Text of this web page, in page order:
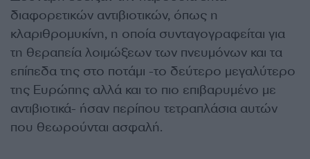
διαφορετικών αντιβιοτικών, όπως η
κλαριθρομυκίνη, η οποία συνταγογραφείται για
τη θεραπεία λοιμώξεων των πνευμόνων και τα
επίπεδα της στο ποτάμι -το δεύτερο μεγαλύτερο
της Ευρώπης αλλά και το πιο επιβαρυμένο με
αντιβιοτικά- ήσαν περίπου τετραπλάσια αυτών
που θεωρούνται ασφαλή.